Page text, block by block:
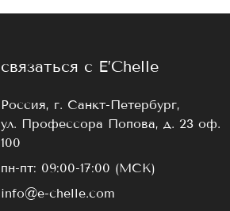
связаться с E’Chelle
Россия, г. Санкт-Петербург,
ул. Профессора Попова, д. 23 оф.
100
пн-пт: 09:00-17:00 (МСК)
info@e-chelle.com